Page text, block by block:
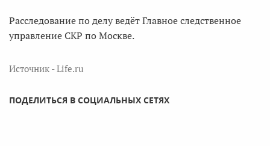
Расследование по делу ведёт Главное следственное
управление СКР по Москве.
Источник - Life.ru
ПОДЕЛИТЬСЯ В СОЦИАЛЬНЫХ СЕТЯХ